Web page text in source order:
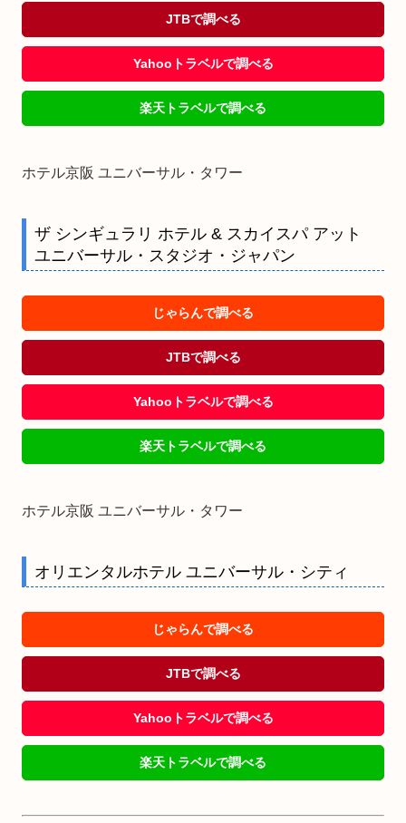
JTBで調べる
Yahooトラベルで調べる
楽天トラベルで調べる
ホテル京阪 ユニバーサル・タワー
ザ シンギュラリ ホテル & スカイスパ アット
ユニバーサル・スタジオ・ジャパン
じゃらんで調べる
JTBで調べる
Yahooトラベルで調べる
楽天トラベルで調べる
ホテル京阪 ユニバーサル・タワー
オリエンタルホテル ユニバーサル・シティ
じゃらんで調べる
JTBで調べる
Yahooトラベルで調べる
楽天トラベルで調べる